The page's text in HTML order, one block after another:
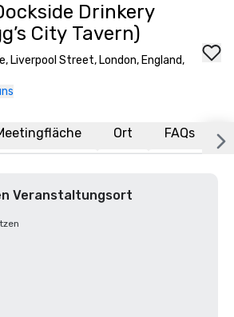
Drinkery
City Tavern)
Liverpool Street, London, England,
Ort FAQs
Veranstaltungsort